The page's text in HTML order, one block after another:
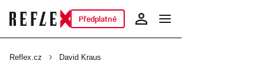
Předplatné
Reflex.cz David Kraus